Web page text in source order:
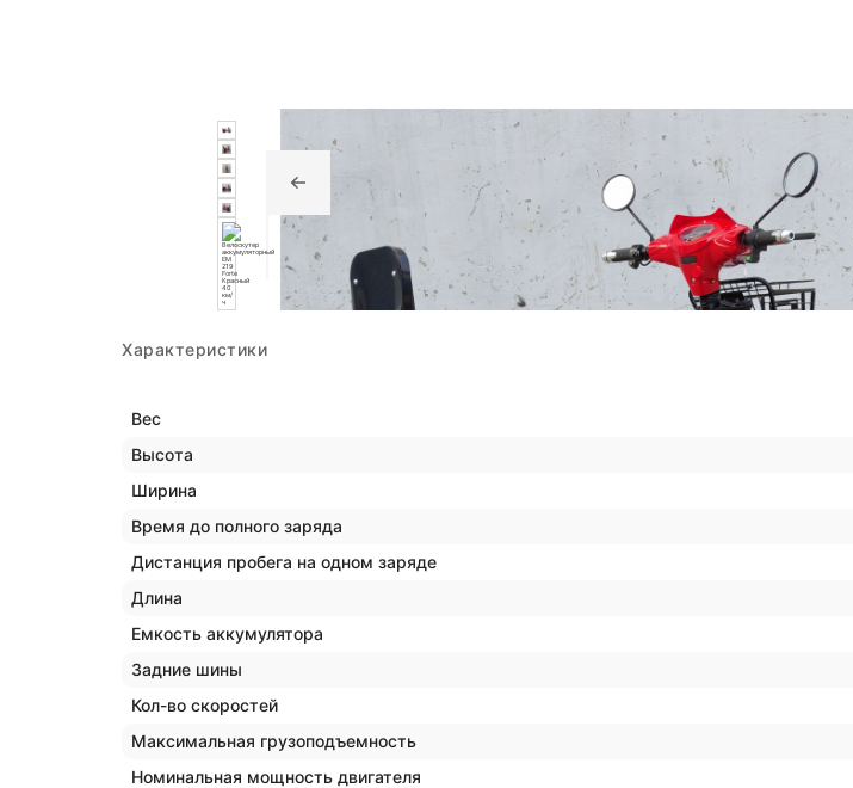
Характеристики
Вес
Высота
Ширина
Время до полного заряда
Дистанция пробега на одном заряде
Длина
Емкость аккумулятора
Задние шины
Кол-во скоростей
Максимальная грузоподъемность
Номинальная мощность двигателя